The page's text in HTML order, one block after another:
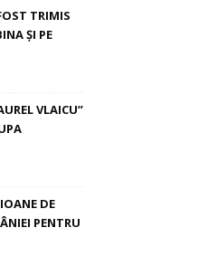
TRIMIS
ȘI PE
VLAICU”
DE
PENTRU